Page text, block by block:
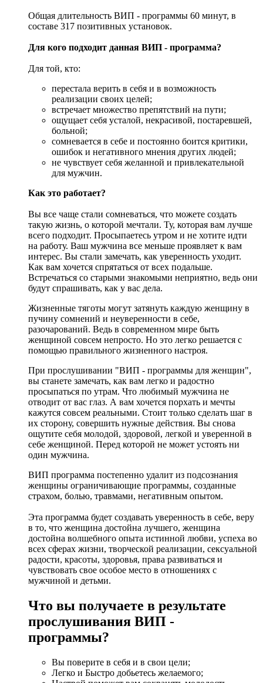
Общая длительность ВИП - программы 60 минут, в
составе 317 позитивных установок.
Для кого подходит данная ВИП - программа?
Для той, кто:
перестала верить в себя и в возможность
реализации своих целей;
встречает множество препятствий на пути;
ощущает себя усталой, некрасивой, постаревшей,
больной;
сомневается в себе и постоянно боится критики,
ошибок и негативного мнения других людей;
не чувствует себя желанной и привлекательной
для мужчин.
Как это работает?
Вы все чаще стали сомневаться, что можете создать
такую жизнь, о которой мечтали. Ту, которая вам лучше
всего подходит. Просыпаетесь утром и не хотите идти
на работу. Ваш мужчина все меньше проявляет к вам
интерес. Вы стали замечать, как уверенность уходит.
Как вам хочется спрятаться от всех подальше.
Встречаться со старыми знакомыми неприятно, ведь они
будут спрашивать, как у вас дела.
Жизненные тяготы могут затянуть каждую женщину в
пучину сомнений и неуверенности в себе,
разочарований. Ведь в современном мире быть
женщиной совсем непросто. Но это легко решается с
помощью правильного жизненного настроя.
При прослушивании "ВИП - программы для женщин",
вы станете замечать, как вам легко и радостно
просыпаться по утрам. Что любимый мужчина не
отводит от вас глаз. А вам хочется порхать и мечты
кажутся совсем реальными. Стоит только сделать шаг в
их сторону, совершить нужные действия. Вы снова
ощутите себя молодой, здоровой, легкой и уверенной в
себе женщиной. Перед которой не может устоять ни
один мужчина.
ВИП программа постепенно удалит из подсознания
женщины ограничивающие программы, созданные
страхом, болью, травмами, негативным опытом.
Эта программа будет создавать уверенность в себе, веру
в то, что женщина достойна лучшего, женщина
достойна волшебного опыта истинной любви, успеха во
всех сферах жизни, творческой реализации, сексуальной
радости, красоты, здоровья, права развиваться и
чувствовать свое особое место в отношениях с
мужчиной и детьми.
Что вы получаете в результате
прослушивания ВИП -
программы?
Вы поверите в себя и в свои цели;
Легко и Быстро добьетесь желаемого;